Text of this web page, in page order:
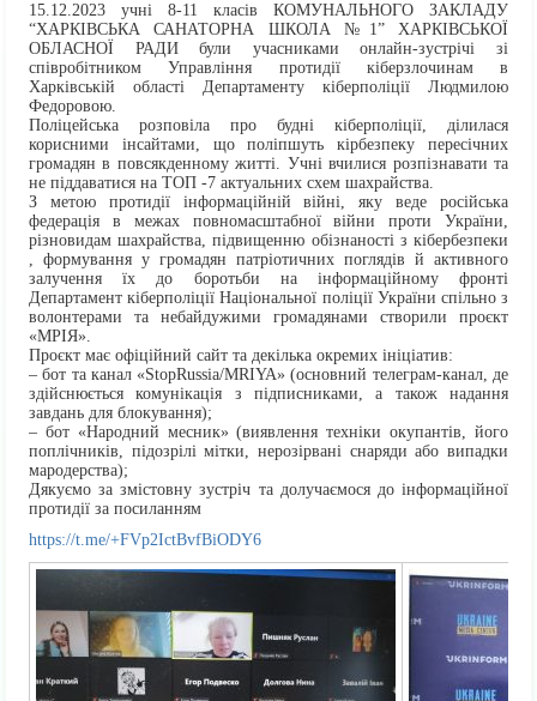
15.12.2023 учні 8-11 класів КОМУНАЛЬНОГО ЗАКЛАДУ
“ХАРКІВСЬКА САНАТОРНА ШКОЛА №1” ХАРКІВСЬКОЇ
ОБЛАСНОЇ РАДИ були учасниками онлайн-зустрічі зі
співробітником Управління протидії кіберзлочинам в
Харківській області Департаменту кіберполіції Людмилою
Федоровою.
Поліцейська розповіла про будні кіберполіції, ділилася
корисними інсайтами, що поліпшуть кірбезпеку пересічних
громадян в повсякденному житті. Учні вчилися розпізнавати та
не піддаватися на ТОП -7 актуальних схем шахрайства.
З метою протидії інформаційній війні, яку веде російська
федерація в межах повномасштабної війни проти України,
різновидам шахрайства, підвищенню обізнаності з кібербезпеки
, формування у громадян патріотичних поглядів й активного
залучення їх до боротьби на інформаційному фронті
Департамент кіберполіції Національної поліції України спільно з
волонтерами та небайдужими громадянами створили проєкт
«МРІЯ».
Проєкт має офіційний сайт та декілька окремих ініціатив:
– бот та канал «StopRussia/MRIYA» (основний телеграм-канал, де
здійснюється комунікація з підписниками, а також надання
завдань для блокування);
– бот «Народний месник» (виявлення техніки окупантів, його
поплічників, підозрілі мітки, нерозірвані снаряди або випадки
мародерства);
Дякуємо за змістовну зустріч та долучаємося до інформаційної
протидії за посиланням
https://t.me/+FVp2IctBvfBiODY6